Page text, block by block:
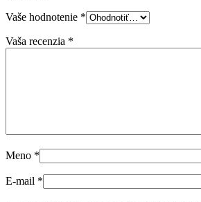
Vaše hodnotenie *
Vaša recenzia *
Meno *
E-mail *